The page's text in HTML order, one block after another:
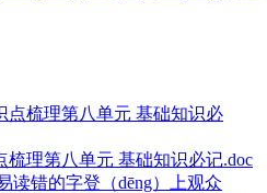
梳理第八单元 基础知识必记.doc
读错的字登（dēng）上观众